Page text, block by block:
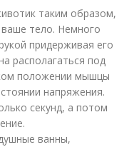
таким образом,
тело. Немного
придерживая его
располагаться под
положении мышцы
напряжения.
секунд, а потом
ванны,